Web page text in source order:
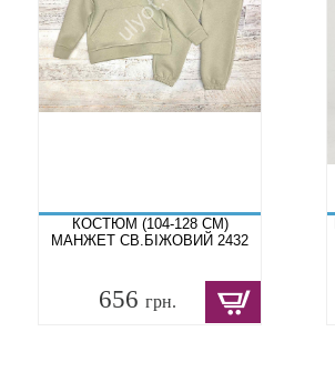
КОСТЮМ (104-128 СМ)
МАНЖЕТ СВ.БІЖОВИЙ 2432
656 грн.